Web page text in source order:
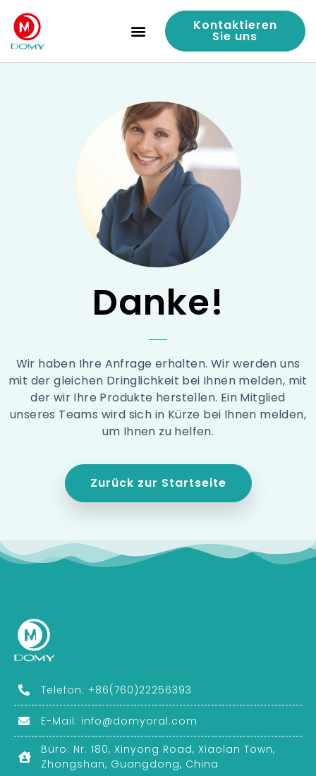
Kontaktieren
Sie uns
Danke!
Wir haben Ihre Anfrage erhalten. Wir werden uns
mit der gleichen Dringlichkeit bei Ihnen melden, mit
der wir Ihre Produkte herstellen. Ein Mitglied
unseres Teams wird sich in Kürze bei Ihnen melden,
um Ihnen zu helfen.
Zurück zur Startseite
Telefon: +86(760)22256393
E-Mail: info@domyoral.com
Büro: Nr. 180, Xinyong Road, Xiaolan Town,
Zhongshan, Guangdong, China